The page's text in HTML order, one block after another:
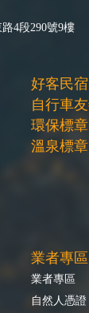
4段290號9樓
好客民宿
自行車
環保標章
溫泉標章
業者專區
業者專區
自然人憑證